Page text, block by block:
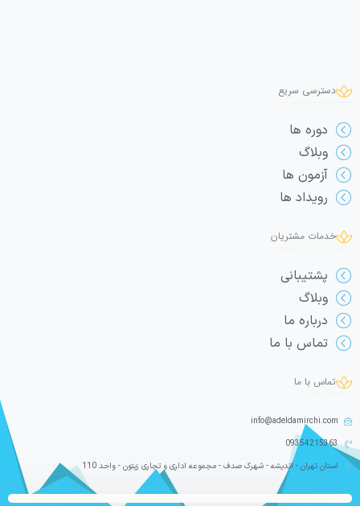
دسترسی سریع
دوره ها
وبلاگ
آزمون ها
رویداد ها
خدمات مشتریان
پشتیبانی
وبلاگ
درباره ما
تماس با ما
تماس با ما
info@adeldamirchi.com
09354215363
استان تهران - اندیشه - شهرک صدف - مجموعه اداری و تجاری زیتون - واحد 110